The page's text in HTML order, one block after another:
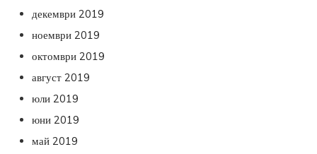
декември 2019
ноември 2019
октомври 2019
август 2019
юли 2019
юни 2019
май 2019